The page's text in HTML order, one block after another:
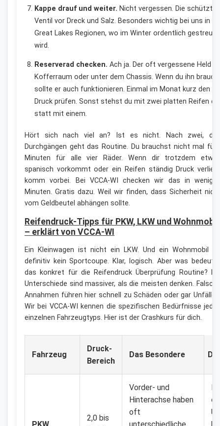
Kappe drauf und weiter. Nicht vergessen. Die schützt
Ventil vor Dreck und Salz. Besonders wichtig bei uns in
Great Lakes Regionen, wo im Winter ordentlich gestreut
wird.
Reserverad checken. Ach ja. Der oft vergessene Held
Kofferraum oder unter dem Chassis. Wenn du ihn
sollte er auch funktionieren. Einmal im Monat kurz den
Druck prüfen. Sonst stehst du mit zwei platten Reifen da
statt mit einem.
Hört sich nach viel an? Ist es nicht. Nach zwei,
Durchgängen geht das Routine. Du brauchst nicht mal
Minuten für alle vier Räder. Wenn dir trotzdem
spanisch vorkommt oder ein Reifen ständig Druck
komm vorbei. Bei VCCA-WI checken wir das in
Minuten. Gratis dazu. Weil wir finden, dass Sicherheit
vom Geldbeutel abhängen sollte.
Reifendruck-Tipps für PKW, LKW und
– erklärt von VCCA-WI
Ein Kleinwagen ist nicht ein LKW. Und ein Wohnmobil
definitiv kein Sportcoupe. Klar, logisch. Aber was
das konkret für die Reifendruck Überprüfung Routine?
Unterschiede sind massiver, als die meisten denken.
Annahmen führen hier schnell zu Schäden oder gar
Wir bei VCCA-WI kennen die spezifischen Bedürfnisse
einzelnen Fahrzeugtyps. Hier ist der Crashkurs für dich.
Fahrzeug
Druck-
Bereich
Das Besondere
2,0 bis
Vorder- und
Hinterachse haben
oft